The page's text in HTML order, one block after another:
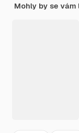
Mohly by se